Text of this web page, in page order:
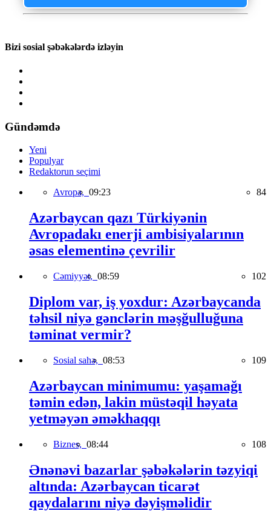
Bizi sosial şəbəkələrdə izləyin
Gündəmdə
Yeni
Populyar
Redaktorun seçimi
Avropa, 09:23 84
Azərbaycan qazı Türkiyənin
Avropadakı enerji ambisiyalarının
əsas elementinə çevrilir
Cəmiyyət, 08:59 102
Diplom var, iş yoxdur: Azərbaycanda
təhsil niyə gənclərin məşğulluğuna
təminat vermir?
Sosial sahə, 08:53 109
Azərbaycan minimumu: yaşamağı
təmin edən, lakin müstəqil həyata
yetməyən əməkhaqqı
Biznes, 08:44 108
Ənənəvi bazarlar şəbəkələrin təzyiqi
altında: Azərbaycan ticarət
qaydalarını niyə dəyişməlidir